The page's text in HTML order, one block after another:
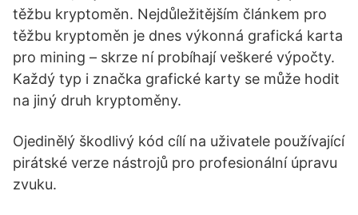
těžbu kryptoměn. Nejdůležitějším článkem pro
těžbu kryptoměn je dnes výkonná grafická karta
pro mining – skrze ní probíhají veškeré výpočty.
Každý typ i značka grafické karty se může hodit
na jiný druh kryptoměny.
Ojedinělý škodlivý kód cílí na uživatele používající
pirátské verze nástrojů pro profesionální úpravu
zvuku.